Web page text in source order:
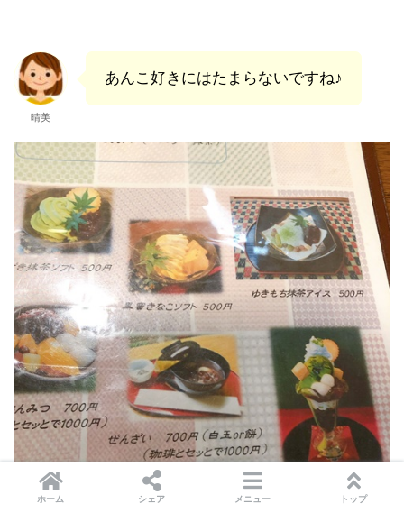
晴美
あんこ好きにはたまらないですね♪
ホーム シェア メニュー トップ